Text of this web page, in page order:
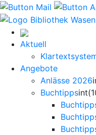
Aktuell
Angebote
Anlässe 2026
Buchtipps